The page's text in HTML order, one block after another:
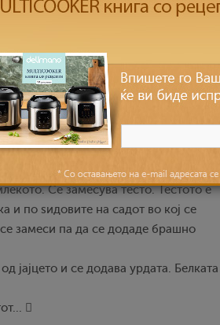
се додаваат 3-4 лажици брашно и
се просејува и во него се додава
Се замесува тесто. Тестото е
и по ѕидовите на садот во кој се
замеси па да се додаде брашно
јајцето и се додава урдата. Белката
